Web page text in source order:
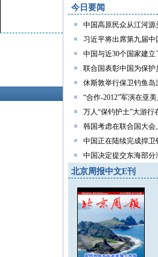
今日要闻
中国高原民众从江河源
习近平将出席第九届
中国与近30个国家建立
联合国表彰中国为保护
休斯敦举行保卫钓鱼岛
“合作-2012”军演在亚
万人“保钓护土”大游行
韩国考虑在联合国大
中国正在陆续完成捍
中国决定提交东海部
北京周报中文E刊